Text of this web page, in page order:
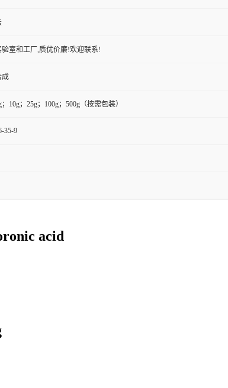
验室和工厂,质优价廉!欢迎联系!
成
；10g；25g；100g；500g（按需包装）
35-9
acid